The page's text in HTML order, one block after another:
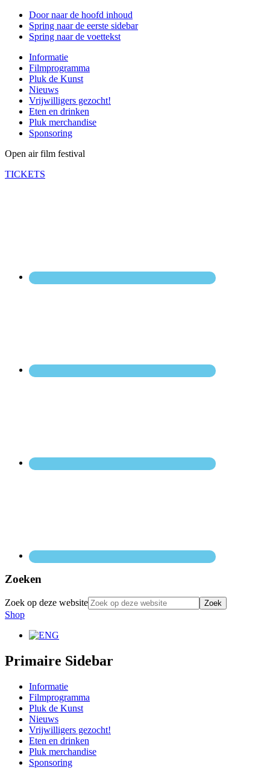
Door naar de hoofd inhoud
Spring naar de eerste sidebar
Spring naar de voettekst
Informatie
Filmprogramma
Pluk de Kunst
Nieuws
Vrijwilligers gezocht!
Eten en drinken
Pluk merchandise
Sponsoring
Open air film festival
TICKETS
Zoeken
Zoek op deze website
Shop
Primaire Sidebar
Informatie
Filmprogramma
Pluk de Kunst
Nieuws
Vrijwilligers gezocht!
Eten en drinken
Pluk merchandise
Sponsoring